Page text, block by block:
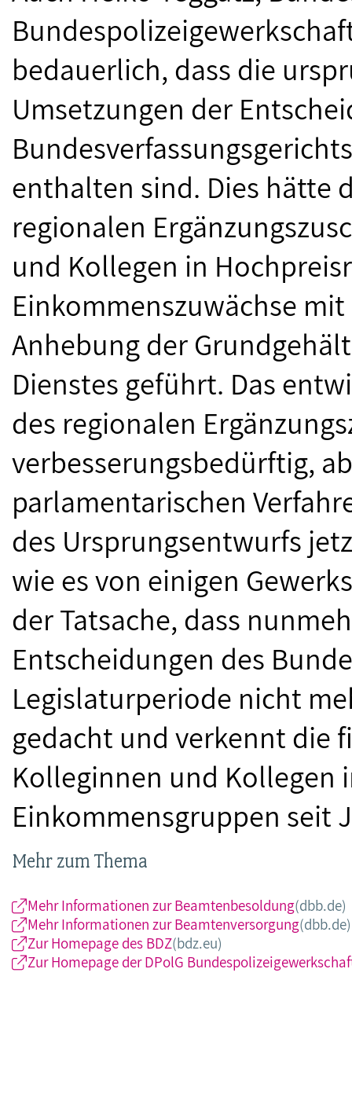
bedauerlich, dass die
Umsetzungen der
enthalten sind. Dies hätte
regionalen
und Kollegen in
Einkommenszuwächse
Anhebung der
Dienstes geführt. Das
des regionalen
verbesserungsbedürftig,
parlamentarischen
des Ursprungsentwurfs
wie es von einigen
der Tatsache, dass
Entscheidungen des
Legislaturperiode nicht
gedacht und verkennt die
Kolleginnen und Kollegen
Einkommensgruppen seit
Mehr zum Thema
Mehr Informationen zur Beamtenbesoldung(dbb.de)
Mehr Informationen zur Beamtenversorgung(dbb.de)
Zur Homepage des BDZ(bdz.eu)
Zur Homepage der DPolG